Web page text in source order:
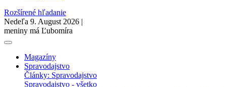
Rozšírené hľadanie
Nedeľa 9. August 2026 |
meniny má Ľubomíra
Magazíny
Spravodajstvo
Články: Spravodajstvo
Spravodajstvo - všetko